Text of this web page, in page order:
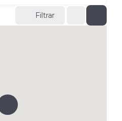
Filtrar